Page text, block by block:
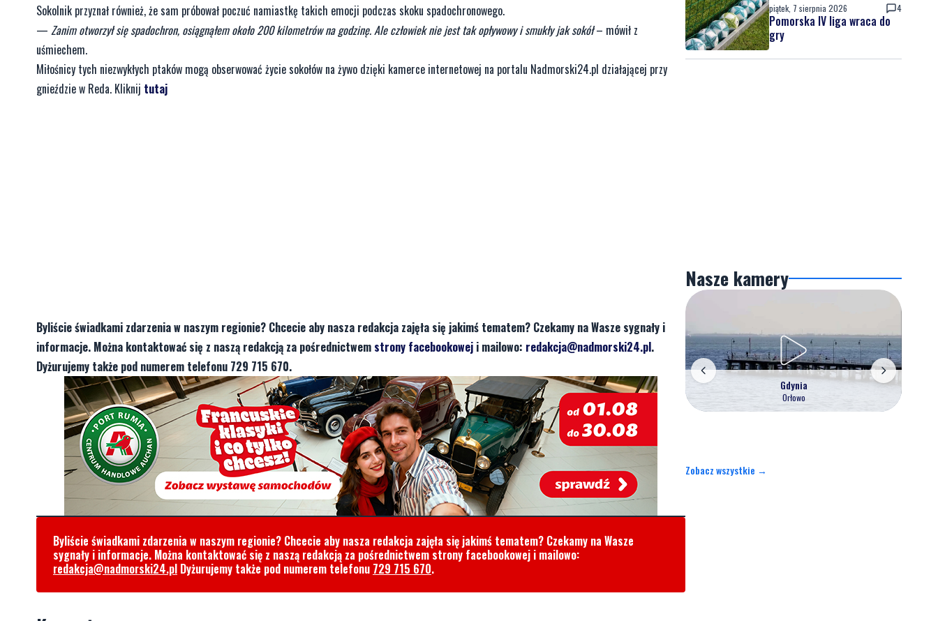
Sokolnik przyznał również, że sam próbował poczuć namiastkę takich emocji podczas skoku spadochronowego.
— Zanim otworzył się spadochron, osiągnąłem około 200 kilometrów na godzinę. Ale człowiek nie jest tak opływowy i smukły jak sokół– mówił z
uśmiechem.
Miłośnicy tych niezwykłych ptaków mogą obserwować życie sokołów na żywo dzięki kamerce internetowej na portalu Nadmorski24.pl działającej przy
gnieździe w Reda. Kliknij tutaj
Byliście świadkami zdarzenia w naszym regionie? Chcecie aby nasza redakcja zajęła się jakimś tematem? Czekamy na Wasze sygnały i
informacje. Można kontaktować się z naszą redakcją za pośrednictwem strony facebookowej i mailowo: redakcja@nadmorski24.pl.
Dyżurujemy także pod numerem telefonu 729 715 670.
Byliście świadkami zdarzenia w naszym regionie? Chcecie aby nasza redakcja zajęła się jakimś tematem? Czekamy na Wasze
sygnały i informacje. Można kontaktować się z naszą redakcją za pośrednictwem strony facebookowej i mailowo:
redakcja@nadmorski24.pl Dyżurujemy także pod numerem telefonu 729 715 670.
piątek, 7 sierpnia 2026 4
Pomorska IV liga wraca do
gry
Nasze kamery
Gdynia
Orłowo
Zobacz wszystkie →